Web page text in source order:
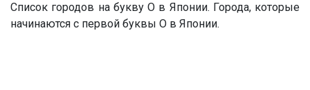
Список городов на букву О в Японии. Города, которые
начинаются с первой буквы О в Японии.